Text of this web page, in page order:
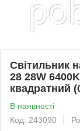
Світильник
28 28W
квадратний
В наявності
Код: 243090